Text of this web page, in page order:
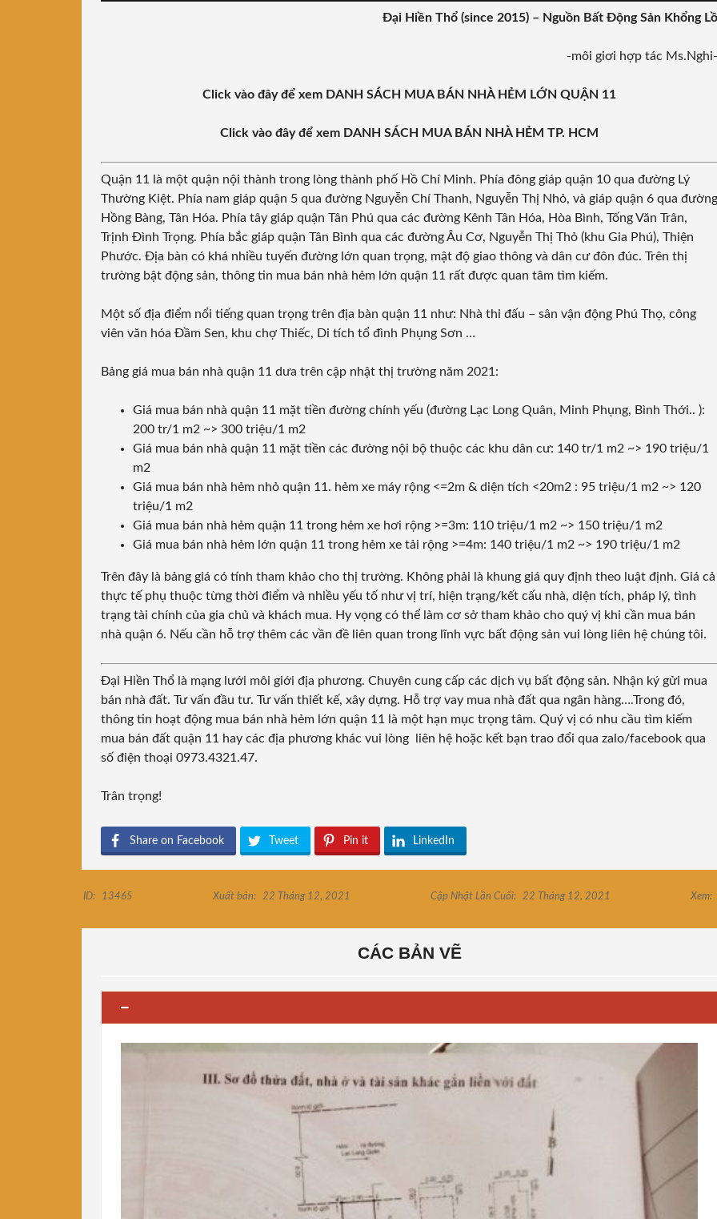
Đại Hiền Thổ (since 2015) – Nguồn Bất Động Sản Khổng Lồ
-môi giơi hợp tác Ms.Nghi-
Click vào đây để xem DANH SÁCH MUA BÁN NHÀ HẺM LỚN QUẬN 11
Click vào đây để xem DANH SÁCH MUA BÁN NHÀ HẺM TP. HCM
Quận 11 là một quận nội thành trong lòng thành phố Hồ Chí Minh. Phía đông giáp quận 10 qua đường Lý
Thường Kiệt. Phía nam giáp quận 5 qua đường Nguyễn Chí Thanh, Nguyễn Thị Nhỏ, và giáp quận 6 qua đường
Hồng Bàng, Tân Hóa. Phía tây giáp quận Tân Phú qua các đường Kênh Tân Hóa, Hòa Bình, Tống Văn Trân,
Trịnh Đình Trọng. Phía bắc giáp quận Tân Bình qua các đường Âu Cơ, Nguyễn Thị Thỏ (khu Gia Phú), Thiện
Phước. Địa bàn có khá nhiều tuyến đường lớn quan trọng, mật độ giao thông và dân cư đôn đúc. Trên thị
trường bật động sản, thông tin mua bán nhà hẻm lớn quận 11 rất được quan tâm tìm kiếm.
Một số địa điểm nổi tiếng quan trọng trên địa bàn quận 11 như: Nhà thi đấu – sân vận động Phú Thọ, công
viên văn hóa Đầm Sen, khu chợ Thiếc, Di tích tổ đình Phụng Sơn …
Bảng giá mua bán nhà quận 11 dưa trên cập nhật thị trường năm 2021:
Giá mua bán nhà quận 11 mặt tiền đường chính yếu (đường Lạc Long Quân, Minh Phụng, Bình Thới.. ):
200 tr/1 m2 ~> 300 triệu/1 m2
Giá mua bán nhà quận 11 mặt tiền các đường nội bộ thuộc các khu dân cư: 140 tr/1 m2 ~> 190 triệu/1
m2
Giá mua bán nhà hẻm nhỏ quận 11. hẻm xe máy rộng <=2m & diện tích <20m2 : 95 triệu/1 m2 ~> 120
triệu/1 m2
Giá mua bán nhà hẻm quận 11 trong hẻm xe hơi rộng >=3m: 110 triệu/1 m2 ~> 150 triệu/1 m2
Giá mua bán nhà hẻm lớn quận 11 trong hẻm xe tải rộng >=4m: 140 triệu/1 m2 ~> 190 triệu/1 m2
Trên đây là bảng giá có tính tham khảo cho thị trường. Không phải là khung giá quy định theo luật định. Giá cả
thực tế phụ thuộc từng thời điểm và nhiều yếu tố như vị trí, hiện trạng/kết cấu nhà, diện tích, pháp lý, tình
trạng tài chính của gia chủ và khách mua. Hy vọng có thể làm cơ sở tham khảo cho quý vị khi cần mua bán
nhà quận 6. Nếu cần hỗ trợ thêm các vần đề liên quan trong lĩnh vực bất động sản vui lòng liên hệ chúng tôi.
Đại Hiền Thổ là mạng lưới môi giới địa phương. Chuyên cung cấp các dịch vụ bất động sản. Nhận ký gửi mua
bán nhà đất. Tư vấn đầu tư. Tư vấn thiết kế, xây dựng. Hỗ trợ vay mua nhà đất qua ngân hàng….Trong đó,
thông tin hoạt động mua bán nhà hẻm lớn quận 11 là một hạn mục trọng tâm. Quý vị có nhu cầu tìm kiếm
mua bán đất quận 11 hay các địa phương khác vui lòng liên hệ hoặc kết bạn trao đổi qua zalo/facebook qua
số điện thoại 0973.4321.47.
Trân trọng!
Share on Facebook Tweet Pin it LinkedIn
ID: 13465 Xuất bản: 22 Tháng 12, 2021 Cập Nhật Lần Cuối: 22 Tháng 12, 2021 Xem:
CÁC BẢN VẼ